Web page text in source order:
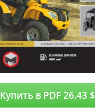
Купить в PDF 26.43 $